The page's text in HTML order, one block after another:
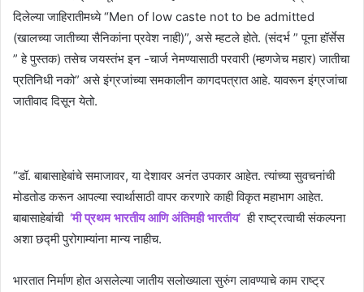
दिलेल्या जाहिरातीमध्ये “Men of low caste not to be admitted
(खालच्या जातीच्या सैनिकांना प्रवेश नाही)”, असे म्हटले होते. (संदर्भ ” पूना हॉर्सेस
” हे पुस्तक) तसेच जयस्तंभ इन -चार्ज नेमण्यासाठी परवारी (म्हणजेच महार) जातीचा
प्रतिनिधी नको” असे इंग्रजांच्या समकालीन कागदपत्रात आहे. यावरून इंग्रजांचा
जातीवाद दिसून येतो.
“डॉ. बाबासाहेबांचे समाजावर, या देशावर अनंत उपकार आहेत. त्यांच्या सुवचनांची
मोडतोड करून आपल्या स्वार्थासाठी वापर करणारे काही विकृत महाभाग आहेत.
बाबासाहेबांची ‘मी प्रथम भारतीय आणि अंतिमही भारतीय’ ही राष्ट्रत्वाची संकल्पना
अशा छद्मी पुरोगाम्यांना मान्य नाहीच.
भारतात निर्माण होत असलेल्या जातीय सलोख्याला सुरुंग लावण्याचे काम राष्ट्र